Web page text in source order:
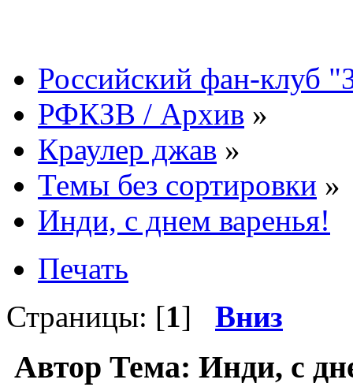
Российский фан-клуб
РФКЗВ / Архив »
Краулер джав »
Темы без сортировки »
Инди, с днем варенья!
Печать
Страницы: [1] Вниз
Автор Тема: Инди, с